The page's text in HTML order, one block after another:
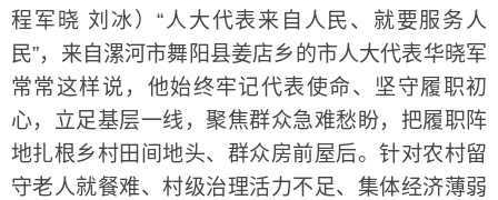
程军晓 刘冰）“人大代表来自人民、就要服务人
民”，来自漯河市舞阳县姜店乡的市人大代表华晓军
常常这样说，他始终牢记代表使命、坚守履职初
心，立足基层一线，聚焦群众急难愁盼，把履职阵
地扎根乡村田间地头、群众房前屋后。针对农村留
守老人就餐难、村级治理活力不足、集体经济薄弱